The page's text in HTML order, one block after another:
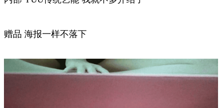
赠品 海报一样不落下